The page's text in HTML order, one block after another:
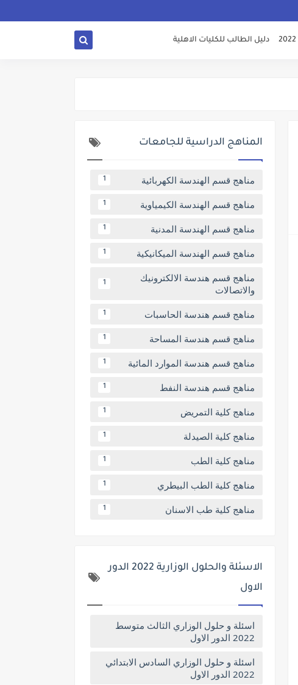
دليل الطالب للكليات الاهلية
المناهج الدراسية للجامعات
مناهج قسم الهندسة الكهربائية 1
مناهج قسم الهندسة الكيمياوية 1
مناهج قسم الهندسة المدنية 1
مناهج قسم الهندسة الميكانيكية 1
مناهج قسم هندسة الالكترونيك
والاتصالات
1
مناهج قسم هندسة الحاسبات 1
مناهج قسم هندسة المساحة 1
مناهج قسم هندسة الموارد المائية 1
مناهج قسم هندسة النفط 1
مناهج كلية التمريض 1
مناهج كلية الصيدلة 1
مناهج كلية الطب 1
مناهج كلية الطب البيطري 1
مناهج كلية طب الاسنان 1
الاسئلة والحلول الوزارية 2022 الدور
الاول
اسئلة و حلول الوزاري الثالث متوسط
2022 الدور الاول
اسئلة و حلول الوزاري السادس الابتدائي
2022 الدور الاول